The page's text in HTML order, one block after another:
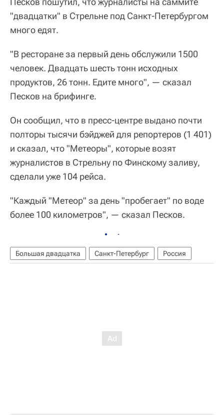
"двадцатки" в Стрельне под Санкт-Петербургом
много едят.
"В ресторане за первый день обслужили 1500
человек. Двадцать шесть тонн исходных
продуктов, 26 тонн. Едите много", — сказал
Песков на брифинге.
Он сообщил, что в пресс-центре выдано почти
полторы тысячи бэйджей для репортеров (1 401)
и сказал, что "Метеоры", которые возят
журналистов в Стрельну по Финскому заливу,
сделали уже 104 рейса.
"Каждый "Метеор" за день "пробегает" по воде
более 100 километров", — сказал Песков.
Большая двадцатка Санкт-Петербург Россия